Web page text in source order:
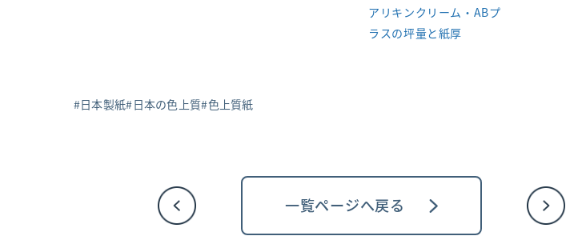
アリキンクリーム・ABプ
ラスの坪量と紙厚
日本製紙 日本の色上質 色上質紙
一覧ページへ戻る